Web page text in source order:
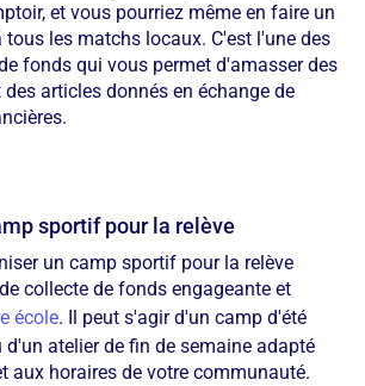
et vous pourriez même en faire un
tous les matchs locaux. C'est l'une des
fonds qui vous permet d'amasser des
articles donnés en échange de
sportif pour la relève
un camp sportif pour la relève
collecte de fonds engageante et
école. Il peut s'agir d'un camp d'été
d'un atelier de fin de semaine adapté
aux horaires de votre communauté.